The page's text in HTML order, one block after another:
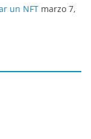
un NFT marzo 7,